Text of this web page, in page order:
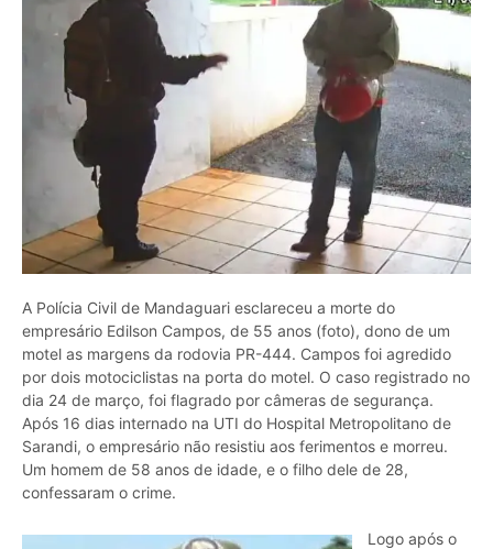
A Polícia Civil de Mandaguari esclareceu a morte do
empresário Edilson Campos, de 55 anos (foto), dono de um
motel as margens da rodovia PR-444. Campos foi agredido
por dois motociclistas na porta do motel. O caso registrado no
dia 24 de março, foi flagrado por câmeras de segurança.
Após 16 dias internado na UTI do Hospital Metropolitano de
Sarandi, o empresário não resistiu aos ferimentos e morreu.
Um homem de 58 anos de idade, e o filho dele de 28,
confessaram o crime.
Logo após o